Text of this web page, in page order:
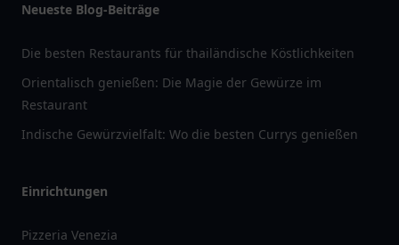
Neueste Blog-Beiträge
Die besten Restaurants für thailändische Köstlichkeiten
Orientalisch genießen: Die Magie der Gewürze im
Restaurant
Indische Gewürzvielfalt: Wo die besten Currys genießen
Einrichtungen
Pizzeria Venezia